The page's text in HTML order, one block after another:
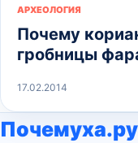
АРХЕОЛОГИЯ
Почему
гробницы
17.02.2014
Почемуха.ру